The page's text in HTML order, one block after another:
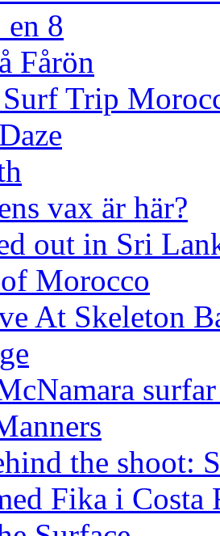
en 8
Fårön
Trip
vax är här?
out in Sri
Morocco
At Skeleton
the shoot:
Fika i Costa